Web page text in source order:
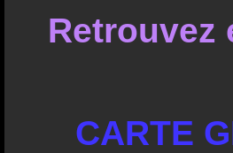
Retrouvez
CARTE